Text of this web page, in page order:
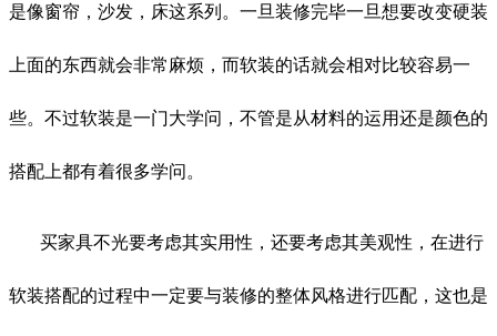
是像窗帘，沙发，床这系列。一旦装修完毕一旦想要改变硬装
上面的东西就会非常麻烦，而软装的话就会相对比较容易一
些。不过软装是一门大学问，不管是从材料的运用还是颜色的
搭配上都有着很多学问。
买家具不光要考虑其实用性，还要考虑其美观性，在进行
软装搭配的过程中一定要与装修的整体风格进行匹配，这也是